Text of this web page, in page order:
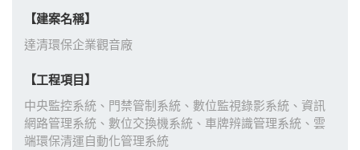
【建案名稱】
達清環保企業觀音廠
【工程項目】
中央監控系統、門禁管制系統、數位監視錄影系統、資訊
網路管理系統、數位交換機系統、車牌辨識管理系統、雲
端環保清運自動化管理系統